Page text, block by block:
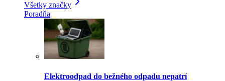
Všetky značky
Poradňa
Elektroodpad do bežného odpadu nepatrí